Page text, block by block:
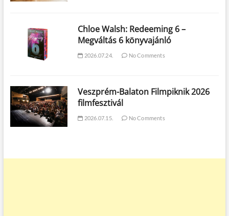
Chloe Walsh: Redeeming 6 –
Megváltás 6 könyvajánló
2026.07.24. No Comments
Veszprém-Balaton Filmpiknik 2026
filmfesztivál
2026.07.15. No Comments